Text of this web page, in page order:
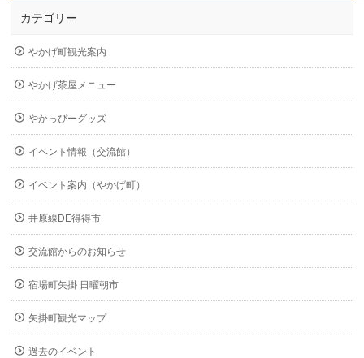
カテゴリー
やかげ町観光案内
やかげ茶屋メニュー
やかっぴーグッズ
イベント情報（交流館）
イベント案内（やかげ町）
井原線DE得得市
交流館からのお知らせ
宿場町矢掛 日曜朝市
矢掛町観光マップ
過去のイベント